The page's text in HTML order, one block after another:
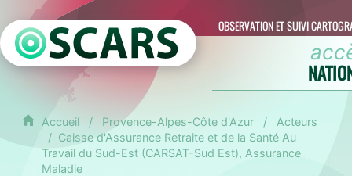
OBSERVATION ET SUIVI
Accueil Provence-Alpes-Côte d'Azur
Acteurs
Caisse d'Assurance Retraite et de la Santé Au
Travail du Sud-Est (CARSAT-Sud Est), Assurance
Maladie